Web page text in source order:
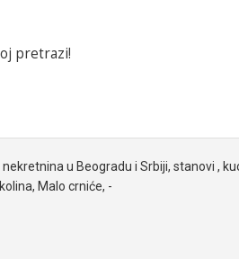
pretrazi!
u Beogradu i Srbiji, stanovi ,
Malo crniće, -